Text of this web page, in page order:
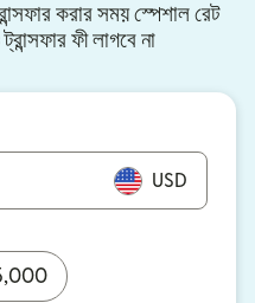
করার সময় স্পেশাল রেট
ফী লাগবে না
USD